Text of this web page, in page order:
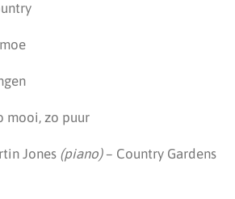
mooi, zo puur
Jones (piano)– Country Gardens